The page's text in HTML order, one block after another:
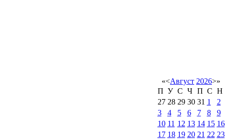
«<Август 2026>»
П У С Ч П С Н
27 28 29 30 31 1
2
3
4 5 6 7 8
9
10 11 12 13 14 15 16
17 18 19 20 21 22 23